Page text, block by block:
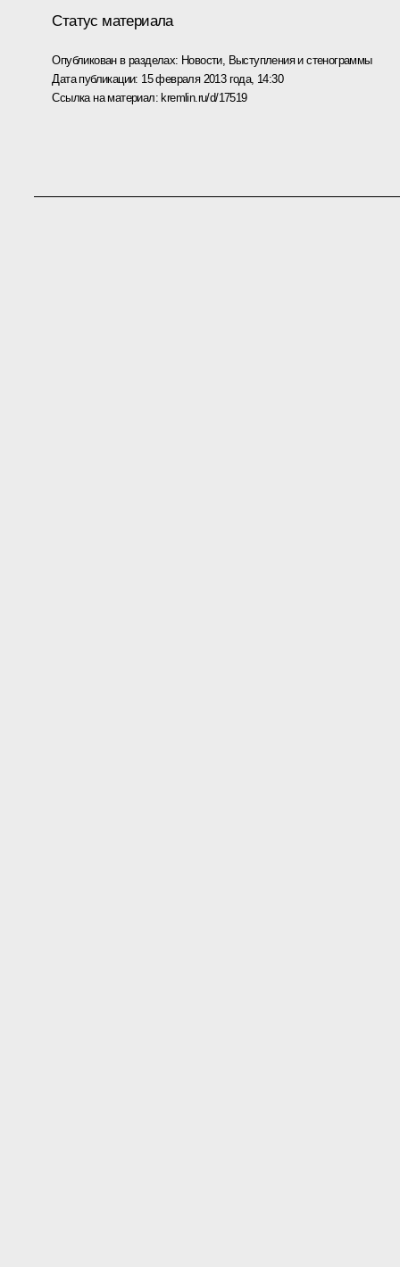
Статус материала
Опубликован в разделах: Новости, Выступления и стенограммы
Дата публикации: 15 февраля 2013 года, 14:30
Ссылка на материал: kremlin.ru/d/17519